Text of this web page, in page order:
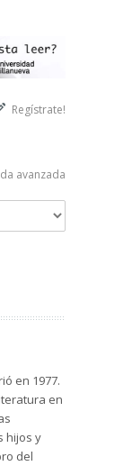
Regístrate!
avanzada
en 1977.
en
hijos y
del